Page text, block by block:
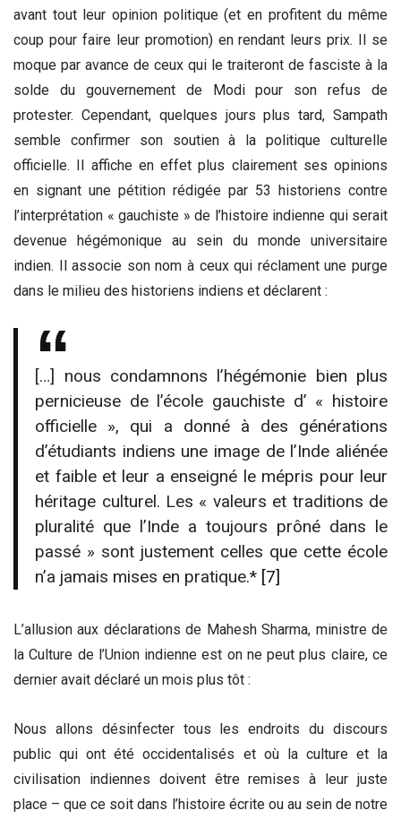
avant tout leur opinion politique (et en profitent du même
coup pour faire leur promotion) en rendant leurs prix. Il se
moque par avance de ceux qui le traiteront de fasciste à la
solde du gouvernement de Modi pour son refus de
protester. Cependant, quelques jours plus tard, Sampath
semble confirmer son soutien à la politique culturelle
officielle. Il affiche en effet plus clairement ses opinions
en signant une pétition rédigée par 53 historiens contre
l’interprétation « gauchiste » de l’histoire indienne qui serait
devenue hégémonique au sein du monde universitaire
indien. Il associe son nom à ceux qui réclament une purge
dans le milieu des historiens indiens et déclarent :
[…] nous condamnons l’hégémonie bien plus
pernicieuse de l’école gauchiste d’ « histoire
officielle », qui a donné à des générations
d’étudiants indiens une image de l’Inde aliénée
et faible et leur a enseigné le mépris pour leur
héritage culturel. Les « valeurs et traditions de
pluralité que l’Inde a toujours prôné dans le
passé » sont justement celles que cette école
n’a jamais mises en pratique.* [7]
L’allusion aux déclarations de Mahesh Sharma, ministre de
la Culture de l’Union indienne est on ne peut plus claire, ce
dernier avait déclaré un mois plus tôt :
Nous allons désinfecter tous les endroits du discours
public qui ont été occidentalisés et où la culture et la
civilisation indiennes doivent être remises à leur juste
place – que ce soit dans l’histoire écrite ou au sein de notre